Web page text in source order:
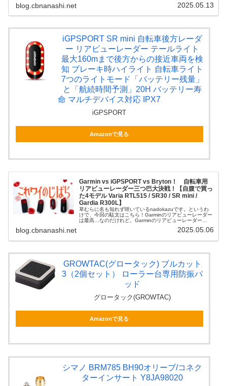
blog.cbnanashi.net 2025.05.13
iGPSPORT SR mini 自転車後方レーダ
ー リアビューレーダー テールライト
最大160mまで後方からの接近車両を検
知 ブレーキ時ハイライト 自転車ライト
7つのライトモード「バッテリー残量」
と「航続時間予測」20H バッテリー寿
命 マルチデバイス対応 IPX7
iGPSPORT
Amazonで見る
Garmin vs iGPSPORT vs Bryton！ 自転車用
リアビューレーダー三つ巴大決戦！【自腹で買っ
た4モデル Varia RTL515 / SR30 / SR mini /
Gardia R300L】
草むらに名も知れず咲いているnadokazuです。というわ
けで、今回の駄文はこちら！Garminのリアビューレーダー
は最高…なのだけれど。Garminのリアビューレーダー
blog.cbnanashi.net 2025.05.06
GROWTAC(グロータック) ブルカット
3（2個セット） ローラー台専用防振パ
ッド
グロータック(GROWTAC)
Amazonで見る
シマノ BRM785 BH90オリーブ/コネク
ターインサート Y8JA98020